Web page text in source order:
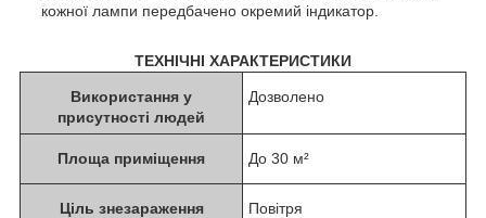
кожної лампи передбачено окремий індикатор.
ТЕХНІЧНІ ХАРАКТЕРИСТИКИ
Використання у
присутності людей
Дозволено
Площа приміщення До 30 м²
Ціль знезараження Повітря